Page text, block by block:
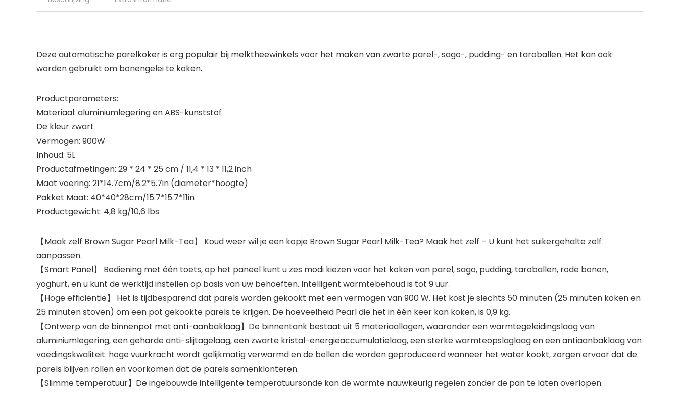
Deze automatische parelkoker is erg populair bij melktheewinkels voor het maken van zwarte parel-, sago-, pudding- en taroballen. Het kan ook
worden gebruikt om bonengelei te koken.
Productparameters:
Materiaal: aluminiumlegering en ABS-kunststof
De kleur zwart
Vermogen: 900W
Inhoud: 5L
Productafmetingen: 29 * 24 * 25 cm / 11,4 * 13 * 11,2 inch
Maat voering: 21*14.7cm/8.2*5.7in (diameter*hoogte)
Pakket Maat: 40*40*28cm/15.7*15.7*11in
Productgewicht: 4,8 kg/10,6 lbs
【Maak zelf Brown Sugar Pearl Milk-Tea】 Koud weer wil je een kopje Brown Sugar Pearl Milk-Tea? Maak het zelf – U kunt het suikergehalte zelf
aanpassen.
【Smart Panel】 Bediening met één toets, op het paneel kunt u zes modi kiezen voor het koken van parel, sago, pudding, taroballen, rode bonen,
yoghurt, en u kunt de werktijd instellen op basis van uw behoeften. Intelligent warmtebehoud is tot 9 uur.
【Hoge efficiëntie】 Het is tijdbesparend dat parels worden gekookt met een vermogen van 900 W. Het kost je slechts 50 minuten (25 minuten koken en
25 minuten stoven) om een ​​pot gekookte parels te krijgen. De hoeveelheid Pearl die het in één keer kan koken, is 0,9 kg.
【Ontwerp van de binnenpot met anti-aanbaklaag】De binnentank bestaat uit 5 materiaallagen, waaronder een warmtegeleidingslaag van
aluminiumlegering, een geharde anti-slijtagelaag, een zwarte kristal-energieaccumulatielaag, een sterke warmteopslaglaag en een antiaanbaklaag van
voedingskwaliteit. hoge vuurkracht wordt gelijkmatig verwarmd en de bellen die worden geproduceerd wanneer het water kookt, zorgen ervoor dat de
parels blijven rollen en voorkomen dat de parels samenklonteren.
【Slimme temperatuur】De ingebouwde intelligente temperatuursonde kan de warmte nauwkeurig regelen zonder de pan te laten overlopen.